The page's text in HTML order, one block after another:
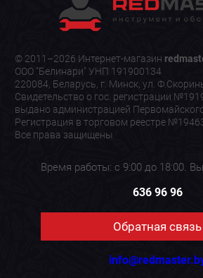
© 2011–2026 Интернет-магазин
ООО "Белинари" УНП 191900134
220084, Беларусь, г. Минск, ул.
Свидетельство о гос. регистрации
выдано администрацией
Регистрация в торговом реестре
Все права защищены
Время работы: с 9:00 до 18:00.
636 96 96
Обратная связь